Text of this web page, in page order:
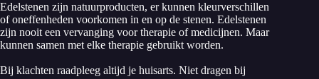
Edelstenen zijn natuurproducten, er kunnen kleurverschillen
of oneffenheden voorkomen in en op de stenen. Edelstenen
zijn nooit een vervanging voor therapie of medicijnen. Maar
kunnen samen met elke therapie gebruikt worden.
Bij klachten raadpleeg altijd je huisarts. Niet dragen bij